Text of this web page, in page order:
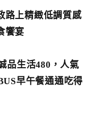
路上精緻低調質感
饗宴
品生活480，人氣
早午餐通通吃得